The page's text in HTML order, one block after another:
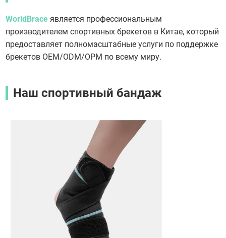
WorldBrace является профессиональным
производителем спортивных брекетов в Китае, который
предоставляет полномасштабные услуги по поддержке
брекетов OEM/ODM/OPM по всему миру.
Наш спортивный бандаж